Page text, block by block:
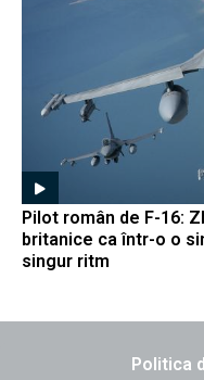
Pilot român de F-16:
britanice ca într-o o
singur ritm
Politica